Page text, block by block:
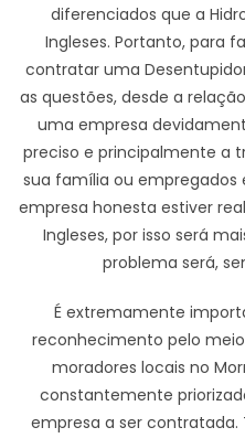
diferenciados que a
Ingleses. Portanto, para
contratar uma
as questões, desde a
uma empresa
preciso e principalmente a
sua família ou empregados
empresa honesta estiver
Ingleses, por isso será
problema será,
É extremamente
reconhecimento pelo
moradores locais no
constantemente
empresa a ser contratada.